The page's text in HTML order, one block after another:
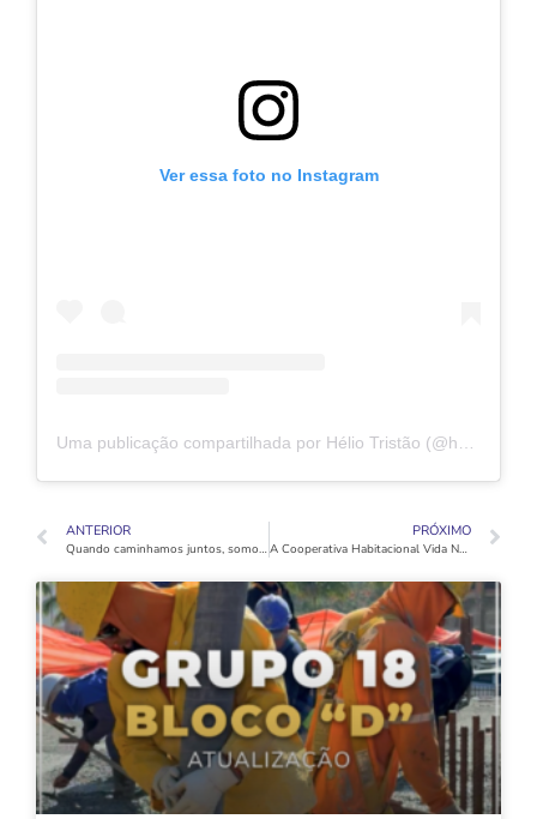
Ver essa foto no Instagram
ANTERIOR
Quando caminhamos juntos, somos mais fortes!
PRÓXIMO
A Cooperativa Habitacional Vida Nova parabeniza seu Diretor Josival Soares pelo seu aniversário!